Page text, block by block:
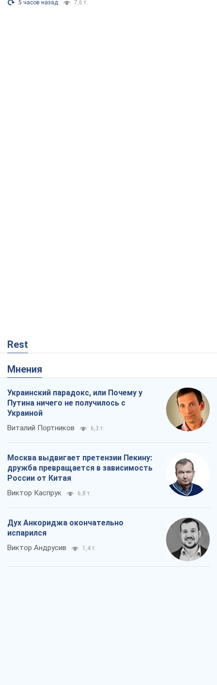
5 часов назад 7,6 т.
Rest
Мнения
Украинский парадокс, или Почему у
Путина ничего не получилось с
Украиной
Виталий Портников 6,3 т.
Москва выдвигает претензии Пекину:
дружба превращается в зависимость
России от Китая
Виктор Каспрук 6,8 т.
Дух Анкориджа окончательно
испарился
Виктор Андрусив 1,4 т.